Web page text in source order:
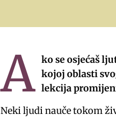
A ko se osjećaš
kojoj oblasti
lekcija
Neki ljudi nauče tokom